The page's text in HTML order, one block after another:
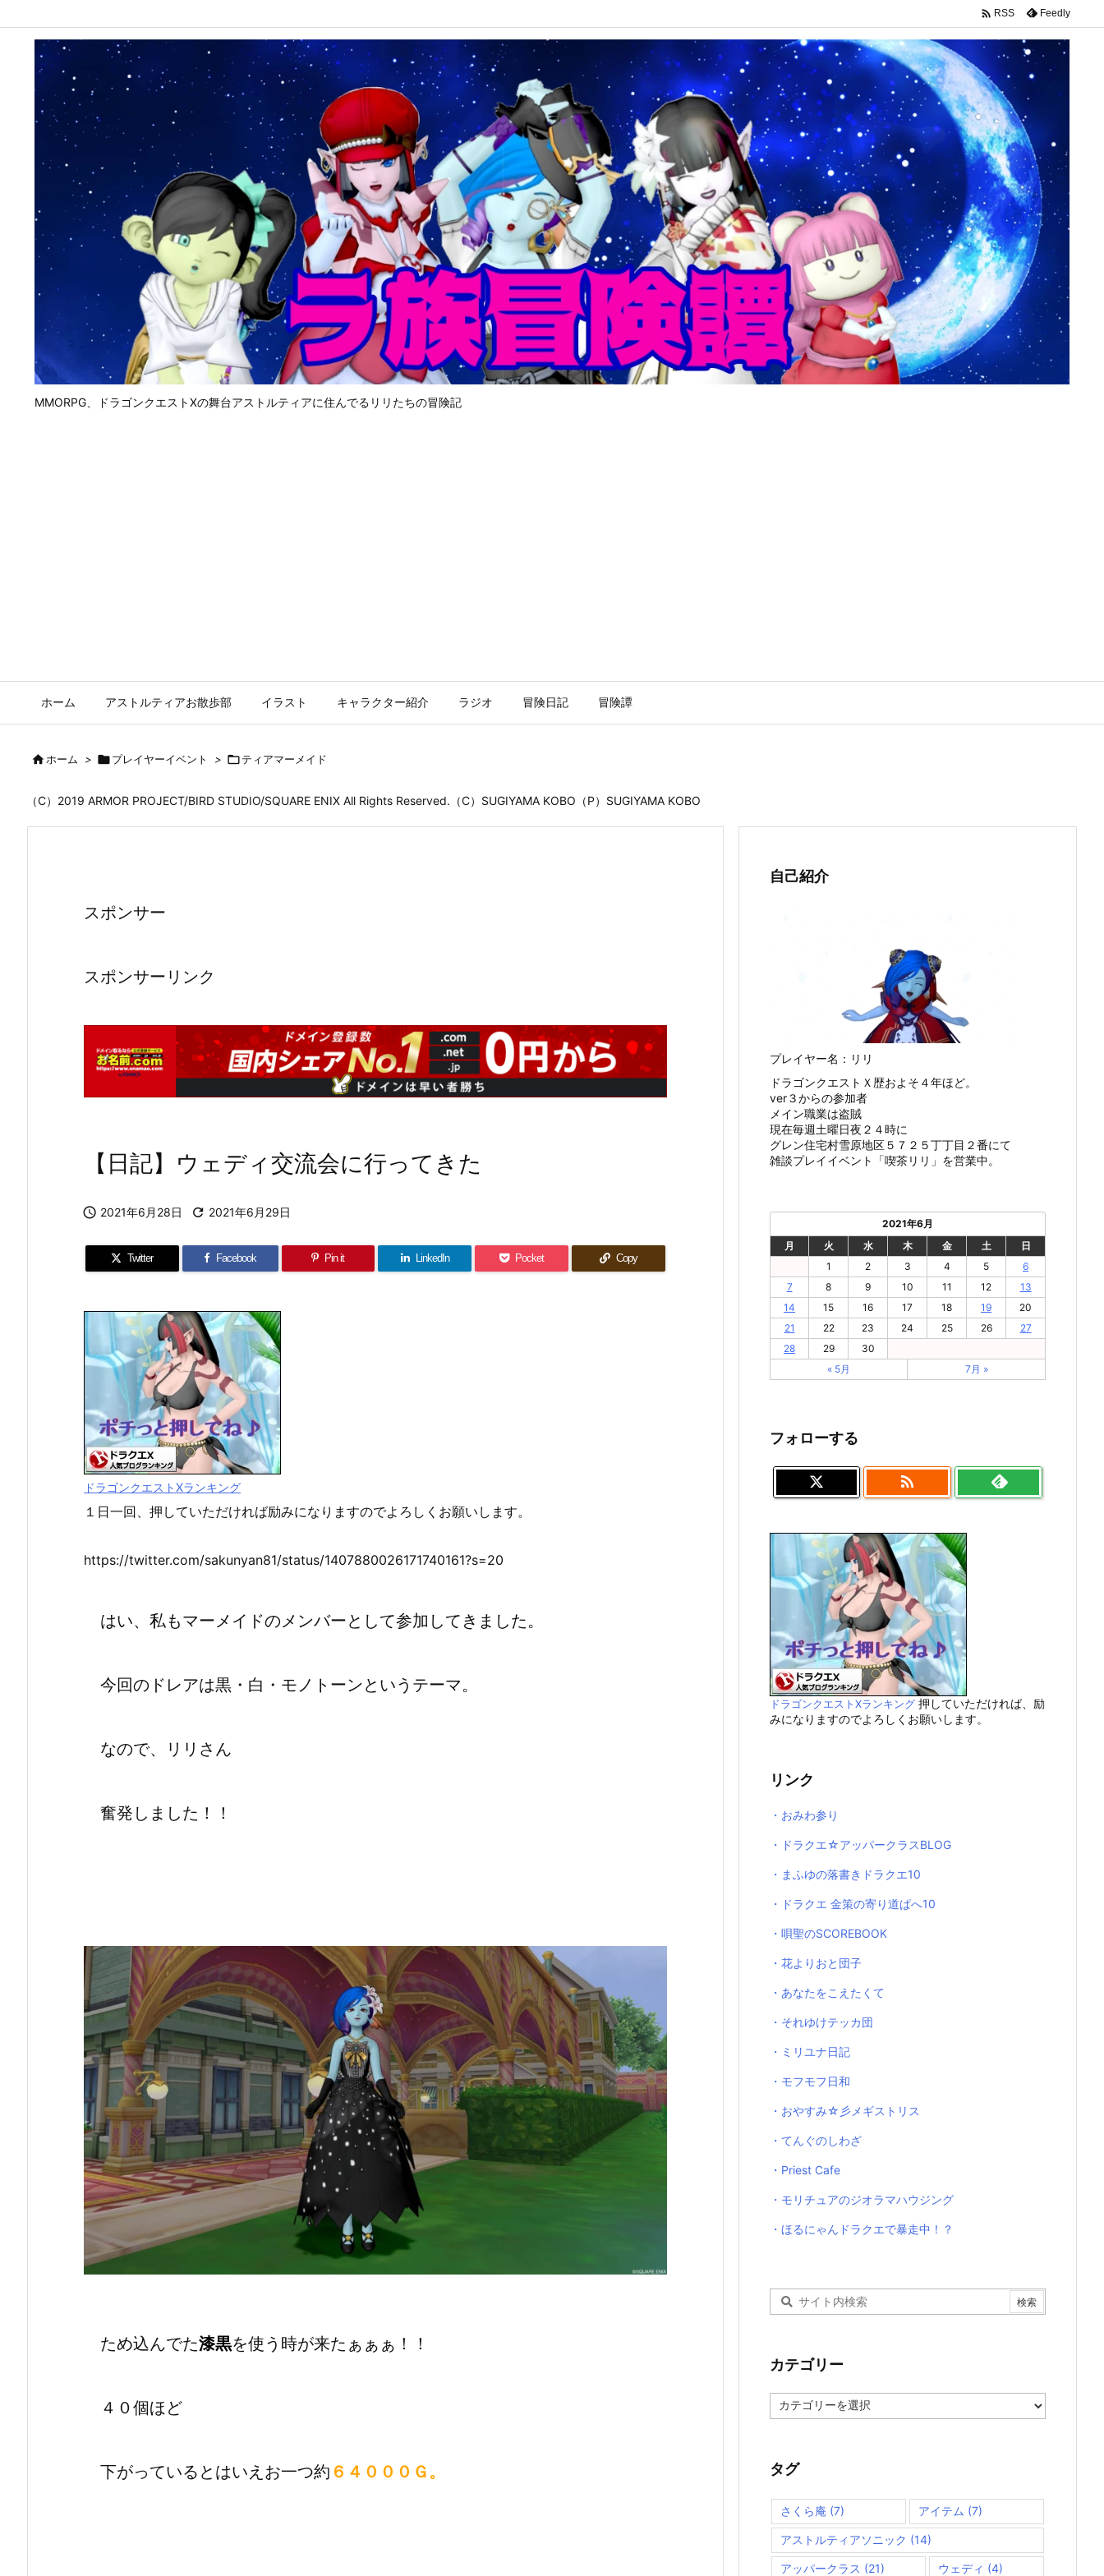
MMORPG、ドラゴンクエストⅩの舞台アストルティアに住んでるリリたちの冒険記
ホーム アストルティアお散歩部 イラスト キャラクター紹介 ラジオ 冒険日記 冒険譚
 RSS Feedly
ホーム > プレイヤーイベント > ティアマーメイド
（C）2019 ARMOR PROJECT/BIRD STUDIO/SQUARE ENIX All Rights Reserved.（C）SUGIYAMA KOBO（P）SUGIYAMA KOBO
スポンサー
スポンサーリンク
【日記】ウェディ交流会に行ってきた
 2021年6月28日  2021年6月29日
Twitter Facebook Pin it LinkedIn Pocket Copy
ドラゴンクエストXランキング
１日一回、押していただければ励みになりますのでよろしくお願いします。
https://twitter.com/sakunyan81/status/1407880026171740161?s=20
はい、私もマーメイドのメンバーとして参加してきました。
今回のドレアは黒・白・モノトーンというテーマ。
なので、リリさん
奮発しました！！
ため込んでた漆黒を使う時が来たぁぁぁ！！
４０個ほど
下がっているとはいえお一つ約 ６４０００Ｇ。
自己紹介
プレイヤー名：リリ
ドラゴンクエストＸ歴およそ４年ほど。
ver３からの参加者
メイン職業は盗賊
現在毎週土曜日夜２４時に
グレン住宅村雪原地区５７２５丁丁目２番にて
雑談プレイイベント「喫茶リリ」を営業中。
2021年6月
月
火 水 木 金 土
日
1
2 3 4 5
6
7
8 9 10 11 12
13
14
15 16 17 18 19
20
21
22 23 24 25 26
27
28
29
30
« 5月
7月 »
フォローする

ドラゴンクエストXランキング 押していただければ、励
みになりますのでよろしくお願いします。
リンク
・おみわ参り
・ドラクエ☆アッパークラスBLOG
・まふゆの落書きドラクエ10
・ドラクエ 金策の寄り道ぱへ10
・唄聖のSCOREBOOK
・花よりおと団子
・あなたをこえたくて
・それゆけテッカ団
・ミリユナ日記
・モフモフ日和
・おやすみ☆彡メギストリス
・てんぐのしわざ
・Priest Cafe
・モリチュアのジオラマハウジング
・ほるにゃんドラクエで暴走中！？
カテゴリー
テ
ー
タグ
さくら庵 (7) アイテム (7)
アストルティアソニック (14)
アッパークラス (21) ウェディ (4)